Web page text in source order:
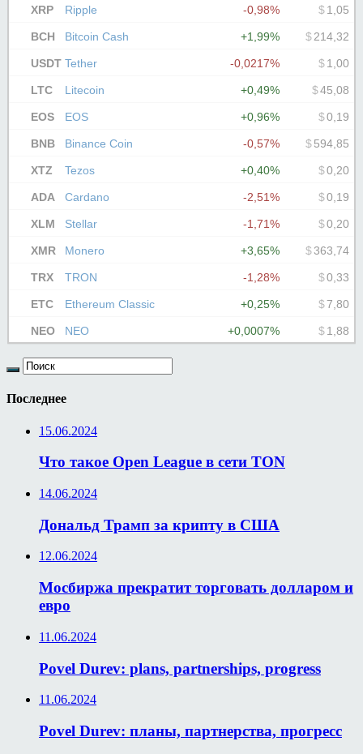
Последнее
15.06.2024
Что такое Open League в сети TON
14.06.2024
Дональд Трамп за крипту в США
12.06.2024
Мосбиржа прекратит торговать долларом и
евро
11.06.2024
Povel Durev: plans, partnerships, progress
11.06.2024
Povel Durev: планы, партнерства, прогресс